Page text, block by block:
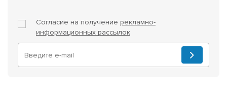
Согласие на получение рекламно-
информационных рассылок